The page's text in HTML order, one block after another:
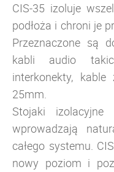
CIS-35 izoluje
podłoża i chroni je
Przeznaczone są
kabli audio
interkonekty,
25mm.
Stojaki izolacyjne
wprowadzają
całego systemu.
nowy poziom i